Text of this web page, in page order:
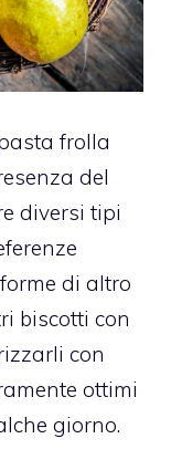
frolla
del
diversi tipi
di altro
biscotti con
con
ottimi
giorno.